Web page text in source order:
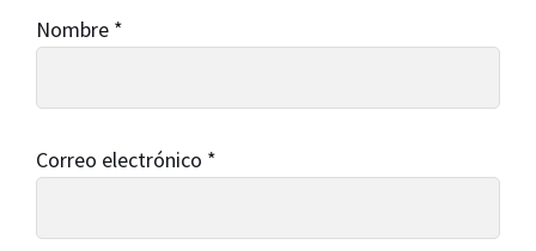
Nombre *
Correo electrónico *